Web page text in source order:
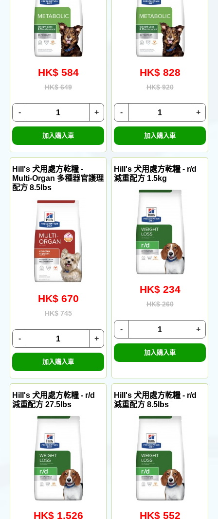
HK$ 584
HK$ 649
+
-
加入購入車
HK$ 828
HK$ 920
+
-
加入購入車
Hill's 犬用處方乾糧 -
Multi-Organ 多種器官護理
配方 8.5lbs
HK$ 670
HK$ 745
+
-
加入購入車
Hill's 犬用處方乾糧 - r/d
減重配方 1.5kg
HK$ 234
HK$ 260
+
-
加入購入車
Hill's 犬用處方乾糧 - r/d
減重配方 27.5lbs
HK$ 1,526
Hill's 犬用處方乾糧 - r/d
減重配方 8.5lbs
HK$ 552